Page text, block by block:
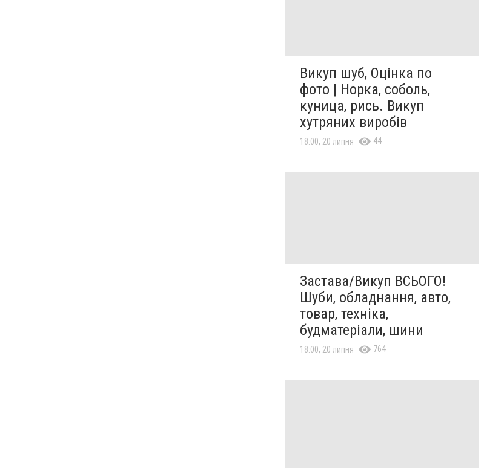
Викуп шуб, Оцінка по
фото | Норка, соболь,
куница, рись. Викуп
хутряних виробів
18:00, 20 липня 44
Застава/Викуп ВСЬОГО!
Шуби, обладнання, авто,
товар, техніка,
будматеріали, шини
18:00, 20 липня 764